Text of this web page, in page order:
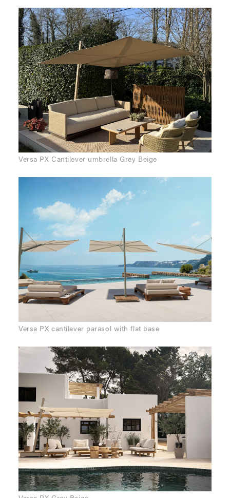
Versa PX Cantilever umbrella Grey Beige
Versa PX cantilever parasol with flat base